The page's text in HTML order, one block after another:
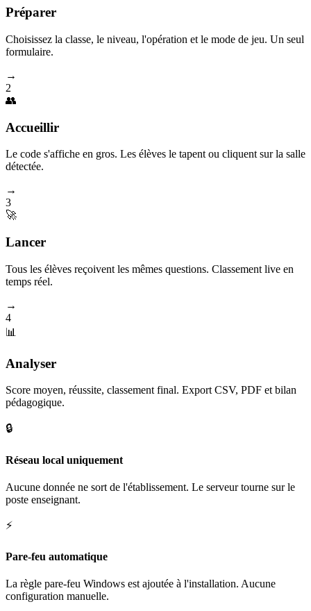
Préparer
Choisissez la classe, le niveau, l'opération et le mode de jeu. Un seul
formulaire.
→
2
👥
Accueillir
Le code s'affiche en gros. Les élèves le tapent ou cliquent sur la salle
détectée.
→
3
🚀
Lancer
Tous les élèves reçoivent les mêmes questions. Classement live en
temps réel.
→
4
📊
Analyser
Score moyen, réussite, classement final. Export CSV, PDF et bilan
pédagogique.
🔒
Réseau local uniquement
Aucune donnée ne sort de l'établissement. Le serveur tourne sur le
poste enseignant.
⚡
Pare-feu automatique
La règle pare-feu Windows est ajoutée à l'installation. Aucune
configuration manuelle.